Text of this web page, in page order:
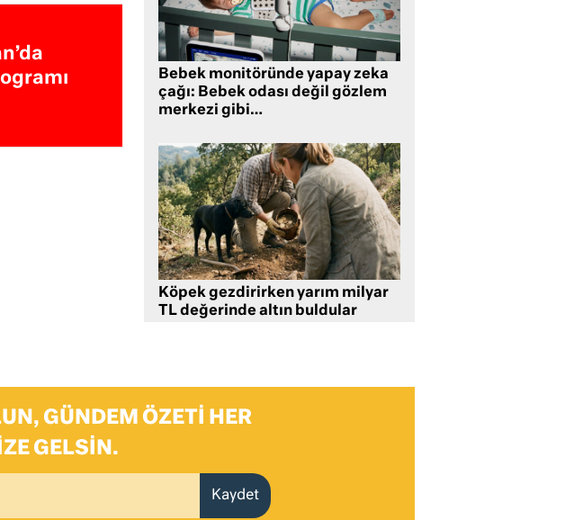
Bebek monitöründe yapay zeka
çağı: Bebek odası değil gözlem
merkezi gibi…
Köpek gezdirirken yarım milyar
TL değerinde altın buldular
GÜNDEM ÖZETI HER
GELSIN.
Kaydet